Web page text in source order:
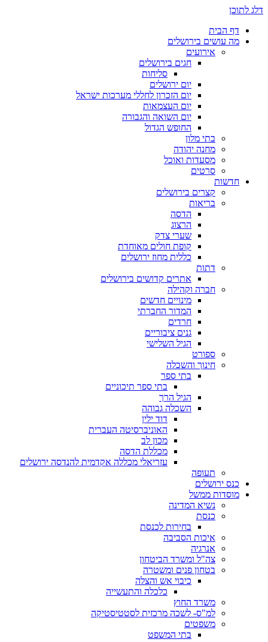
דלג לתוכן
דף הבית
מה עושים בירושלים
אירועים
חגים בירושלים
סליחות
יום ירושלים
יום הזכרון לחללי מערכות ישראל
יום העצמאות
יום השואה והגבורה
החופש הגדול
בתי מלון
מחנה יהודה
מסעדות ואוכל
סרטים
חדשות
קצרים בירושלים
בריאות
הדסה
הרצוג
שערי צדק
קופת חולים מאוחדת
כללית מחוז ירושלים
דתות
אתרים קדושים בירושלים
חברה וקהילה
מינויים חדשים
המדור החברתי
חרדים
גנים ציבוריים
הגיל השלישי
ספורט
חינוך והשכלה
בתי ספר
בתי ספר תיכוניים
הגיל הרך
השכלה גבוהה
דוד ילין
האוניברסיטה העברית
מכון לב
מכללת הדסה
עזריאלי מכללה אקדמית להנדסה ירושלים
תעופה
כנס ירושלים
מוסדות ממשל
נשיא המדינה
כנסת
בחירות לכנסת
איכות הסביבה
אנרגיה
צה"ל ומשרד הביטחון
בטחון פנים ומשטרה
כיבוי אש והצלה
כלכלה והתעשייה
משרד החוץ
למ"ס- לשכה מרכזית לסטטיסטיקה
משפטים
בתי המשפט